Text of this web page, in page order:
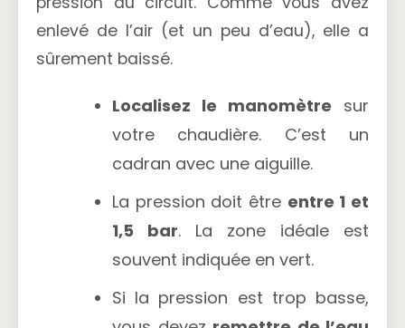
enlevé de l’air (et un peu d’eau), elle a
sûrement baissé.
Localisez le manomètre sur
votre chaudière. C’est un
cadran avec une aiguille.
La pression doit être entre 1 et
1,5 bar. La zone idéale est
souvent indiquée en vert.
Si la pression est trop basse,